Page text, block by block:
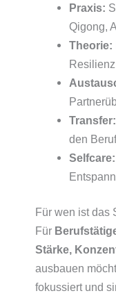
Praxis:
Qigong,
Theorie:
Transfer:
den
Selfcare:
Für wen ist das
Für
Stärke,
ausbauen
fokussiert und